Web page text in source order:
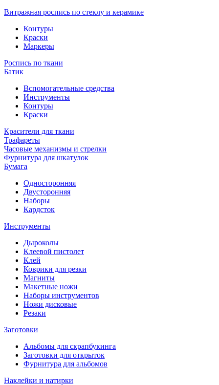
Витражная роспись по стеклу и керамике
Контуры
Краски
Маркеры
Роспись по ткани
Батик
Вспомогательные средства
Инструменты
Контуры
Краски
Красители для ткани
Трафареты
Часовые механизмы и стрелки
Фурнитура для шкатулок
Бумага
Односторонняя
Двусторонняя
Наборы
Кардсток
Инструменты
Дыроколы
Клеевой пистолет
Клей
Коврики для резки
Магниты
Макетные ножи
Наборы инструментов
Ножи дисковые
Резаки
Заготовки
Альбомы для скрапбукинга
Заготовки для открыток
Фурнитура для альбомов
Наклейки и натирки